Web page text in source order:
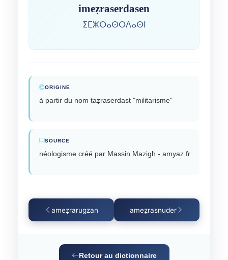
imeẓraserdasen
ⵉⵎⵥⵔⴰⵙⵔⴷⴰⵙⵏ
ORIGINE
à partir du nom taẓraserdast "militarisme"
SOURCE
néologisme créé par Massin Mazigh - amyaz.fr
ameẓrarugzan ameẓrasnuder
Retour au dictionnaire